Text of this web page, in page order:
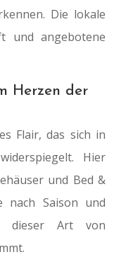
Die lokale
und angebotene
Herzen der
Flair, das sich in
Hier
und Bed &
nach Saison und
dieser Art von